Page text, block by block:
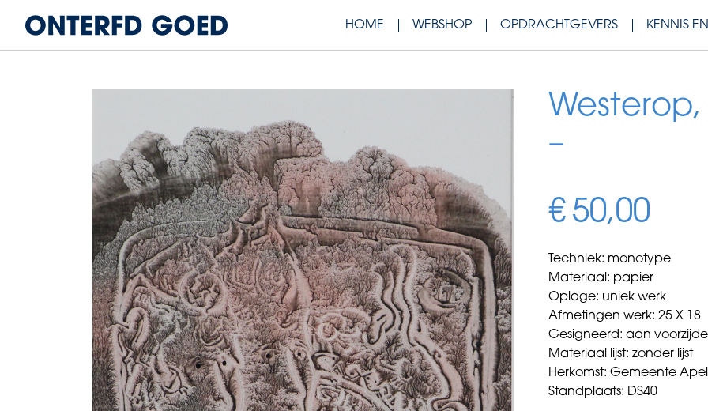
HOME WEBSHOP OPDRACHTGEVERS KENNIS
Westerop,
–
€ 50,00
Techniek: monotype
Materiaal: papier
Oplage: uniek werk
Afmetingen werk: 25 X 18
Gesigneerd: aan voorzijde
Materiaal lijst: zonder lijst
Herkomst: Gemeente
Standplaats: DS40